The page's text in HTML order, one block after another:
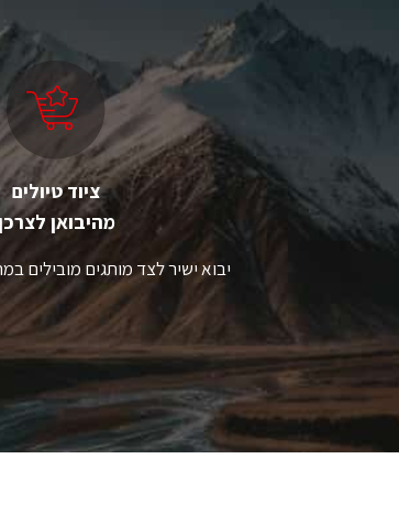
ציוד טיולים
מהיבואן
יבוא ישיר לצד מותגים מובילים